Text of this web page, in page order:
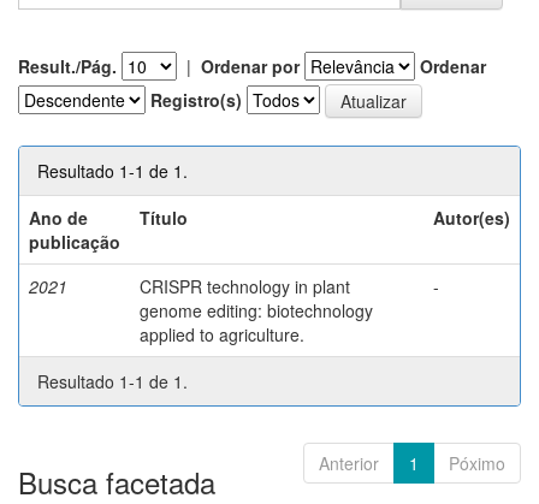
Result./Pág. | Ordenar por
Ordenar
Registro(s)
Resultado 1-1 de 1.
Ano de
publicação
Título Autor(es)
2021
CRISPR technology in plant
genome editing: biotechnology
applied to agriculture.
-
Resultado 1-1 de 1.
Anterior 1 Póximo
Busca facetada